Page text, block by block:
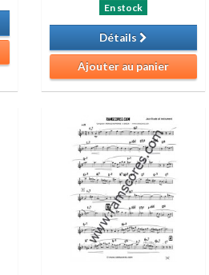
En stock
Détails
Ajouter au panier